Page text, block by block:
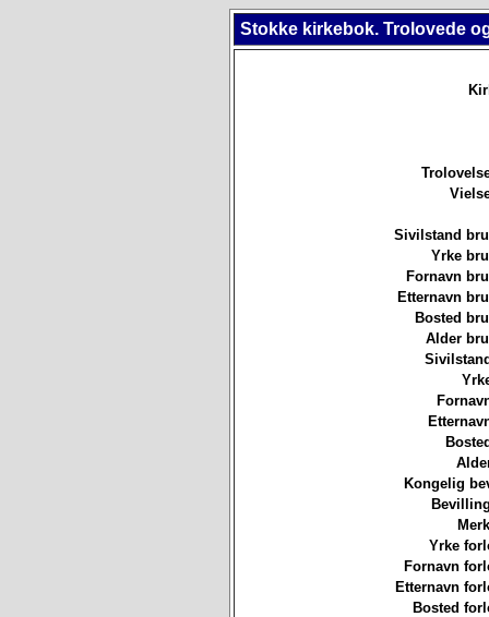
Stokke kirkebok. Trolovede
Sivilstand
Yrke
Fornavn
Etternavn
Bosted
Alder
Kongelig
Yrke
Fornavn
Etternavn
Bosted